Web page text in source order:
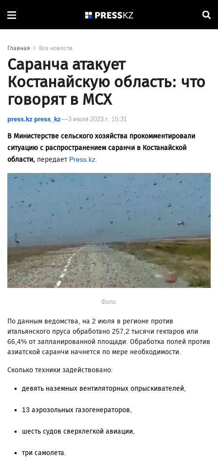
Главная Все новости
Саранча атакует
Костанайскую область: что
говорят в МСХ
press.kz press_kz 3 июля 2023 г. 15:31
В Министерстве сельского хозяйства прокомментировали
ситуацию с распространением саранчи в Костанайской
области, передает Press.kz.
Фото:
По данным ведомства, на 2 июля в регионе против
итальянского пруса обработано 257,2 тысячи гектаров или
66,4% от запланированной площади. Обработка полей против
азиатской саранчи начнется по мере необходимости.
Сколько техники задействовано:
девять наземных вентиляторных опрыскивателей,
13 аэрозольных газогенераторов,
шесть судов сверхлегкой авиации,
три самолета.